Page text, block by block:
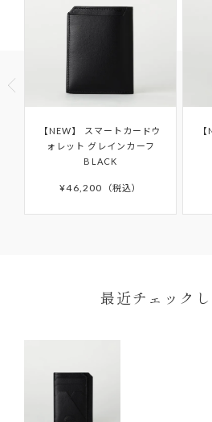
予めご了承ください。発送完了メー
離島などお住まいの地域によって
ONDA COLLECTIONバッグのみ一
送させていただきます。
商品到着以後8日以上経過し
ご使用済の商品
セール・福袋・アウトレット
商品パッケージ（ケース・袋
グ・値札）・付属品・保証書
お客様の手元で傷・破損・汚
のにおいが生じた商品
他社での修理履歴があるもの
製品購入時に付属されている「
CARD（ギャランティカード）
いますようお願いいたします。
の修理や、その他詳細につきま
SUPPORT」をご確認ください。
【NEW】
スマートカードウ
ォレット グレインカーフ
BLACK
¥46,200 税込
最近チェック